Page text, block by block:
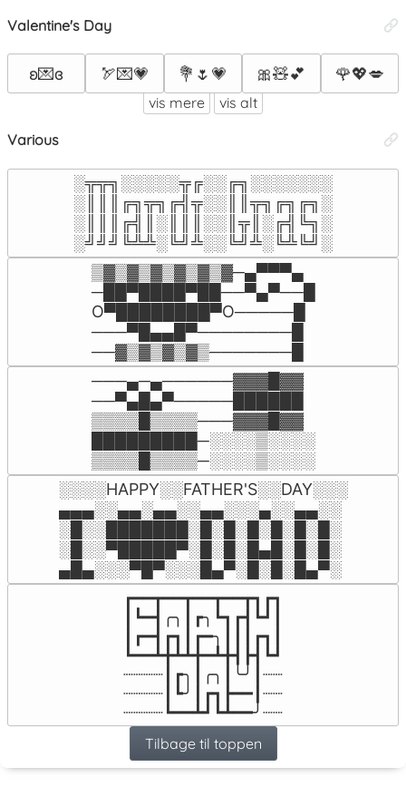
Valentine's Day
ʚ💌ɞ 🏹💌💗 💐🌷💗 🎀🧸💕 🌹💖💋
vis mere vis alt
Various
░╦╦╗░░░░░╦╔░░╔╗░░░░░░░
░║║║╔╗╦╗╔╣╦░░║║╦╗╔╗╔╗░
░║║║╔╣║░║║║░░║╦║░╔╣╚╗░
░╝╝╝╚╩╩░╚╝╩░░╚╝╩░╚╩╚╝░
▒▓▒▓▒▓▒▓▒▓▒▓─▄▀▀▀▄
─██▀████▀██──▀▄▀──█
O▀████████▀O─────█
───▀█▄▄█▀────────█
──▓▒▓▒▓▒▓▒───────█
───▄─▄──────▓▓▓█▓▓
──▀▄█▄▀─────██████
▒▒▒▒█▒▒▒▒───▓▓▓█▓▓
█████████─░░░░▒░░░░
▒▒▒▒█▒▒▒▒─░░░░▒░░░░
░░░░HAPPY░░FATHER'S░░DAY░░░
▄▄▄░░▄▄░▄▄░░▄▄░░░▄░░▄▄░░
░█░░███████░█░█░█░█░█░█░
░█░░▀█████▀░█░█░█▄█░█░█░
▄█▄░░░▀█▀░░░█▄▀░█░█░█▄▀░
┏━━┳━━┳━━┳━━┳┓┏┓
┃┗━┫╭╮┃┏╮┗┓┏┫┗┛┃
┃┏━┫┏┓┃┏━╮┃┃┃┏┓┃
┗━━┻╋┻┻╋━┻╋┫┣┫┗┛
┈┈┈┈┃┏╮┃╭╮┃╰╯┃┈┈
┈┈┈┈┃┗╯┃┏┓┣━━┃┈┈
┈┈┈┈┗━━┻┛┗┻━━╯┈┈
Tilbage til toppen